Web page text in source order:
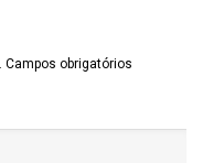
Campos obrigatórios